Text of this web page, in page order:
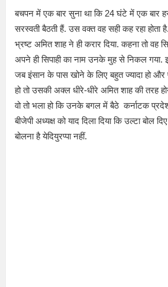
बचपन में एक बार सुना था कि 24 घंटे में एक बार
सरस्वती बैठती हैं. उस वक्त वह सही कह रहा होता
भ्रष्ट अमित शाह ने ही करार दिया. कहना तो वह
अपने ही सिपाही का नाम उनके मुह से निकल गया.
जब इंसान के पास खोने के लिए बहुत ज्यादा हो
हो तो उसकी अक्ल धीरे-धीरे अमित शाह की तरह
वो तो भला हो कि उनके बगल में बैठे कर्नाटक प्रदेश
बीजेपी अध्यक्ष को याद दिला दिया कि उल्टा बोल
बोलना है येदियुरप्पा नहीं.